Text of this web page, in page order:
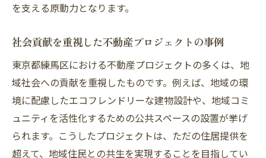
を支える原動力となります。
社会貢献を重視した不動産プロジェクトの事例
東京都練馬区における不動産プロジェクトの多くは、地
域社会への貢献を重視したものです。例えば、地域の環
境に配慮したエコフレンドリーな建物設計や、地域コミ
ュニティを活性化するための公共スペースの設置が挙げ
られます。こうしたプロジェクトは、ただの住居提供を
超えて、地域住民との共生を実現することを目指してい